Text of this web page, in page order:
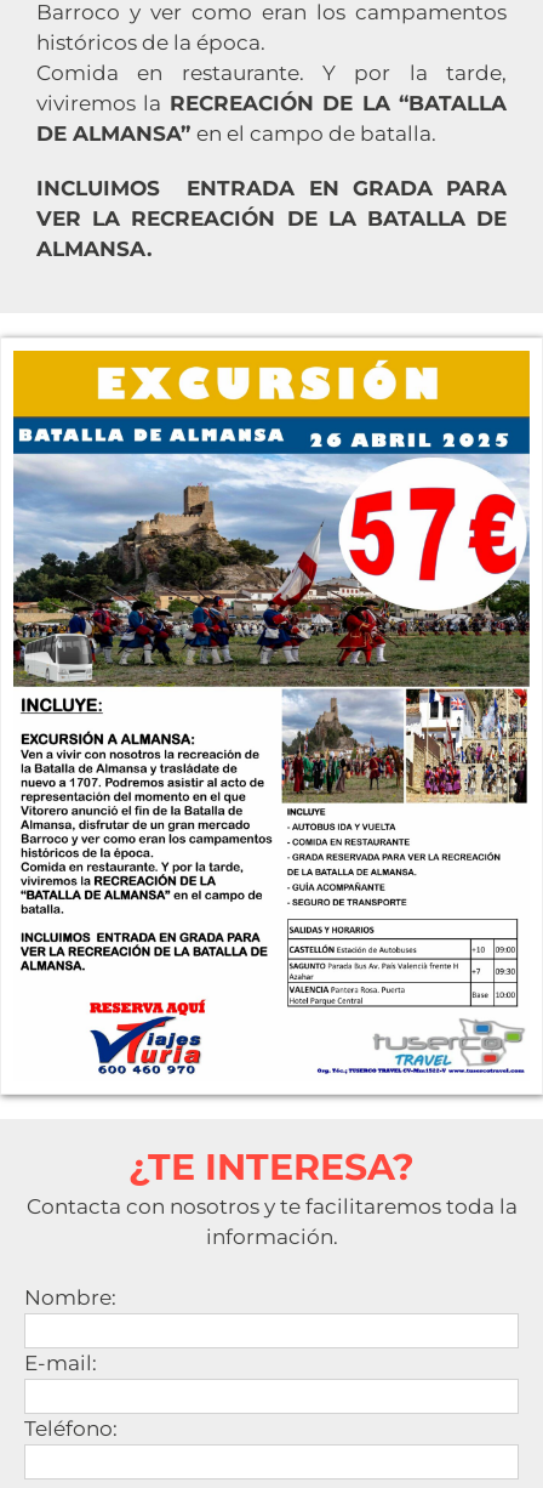
Barroco y ver como eran los campamentos
históricos de la época.
Comida en restaurante. Y por la tarde,
viviremos la RECREACIÓN DE LA “BATALLA
DE ALMANSA” en el campo de batalla.
INCLUIMOS ENTRADA EN GRADA PARA
VER LA RECREACIÓN DE LA BATALLA DE
ALMANSA.
¿TE INTERESA?
Contacta con nosotros y te facilitaremos toda la
información.
Nombre:
E-mail:
Teléfono: